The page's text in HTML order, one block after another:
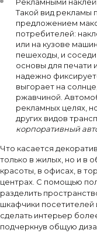
Такой вид рекламы
предложением
потребителей:
или на кузове
пешеходы, и
основы для печати
надежно
выгорает на
ржавчиной.
рекламных целях,
других видов
корпоративный
Что касается
только в жилых, но и в
красоты, в офисах, в
центрах. С помощью
разделить
шкафчики посетителей
сделать интерьер
подчеркнув общую